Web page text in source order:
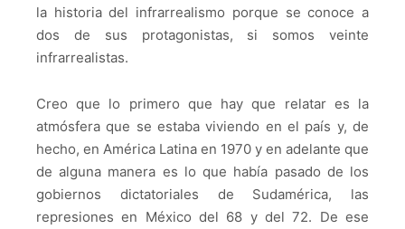
la historia del infrarrealismo porque se conoce a
dos de sus protagonistas, si somos veinte
infrarrealistas.
Creo que lo primero que hay que relatar es la
atmósfera que se estaba viviendo en el país y, de
hecho, en América Latina en 1970 y en adelante que
de alguna manera es lo que había pasado de los
gobiernos dictatoriales de Sudamérica, las
represiones en México del 68 y del 72. De ese